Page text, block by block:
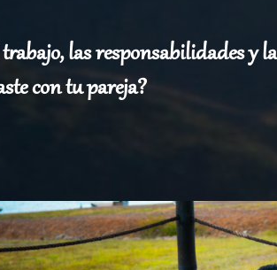
las responsabilidades y
con tu pareja?